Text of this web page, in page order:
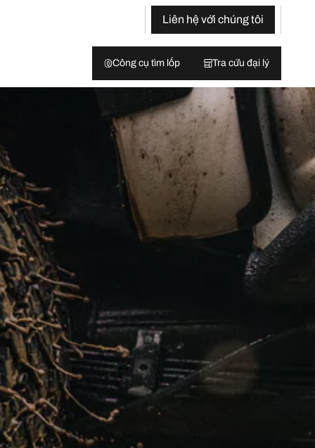
Liên hệ với chúng tôi
Công cụ tìm lốp Tra cứu đại lý